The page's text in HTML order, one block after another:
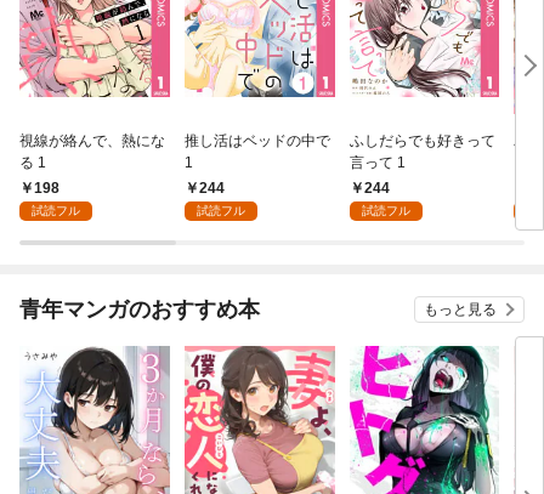
視線が絡んで、熱にな
る 1
198
試読フル
推し活はベッドの中で
1
244
試読フル
ふしだらでも好きって
言って 1
244
試読フル
パ
青年マンガのおすすめ本 もっと見る